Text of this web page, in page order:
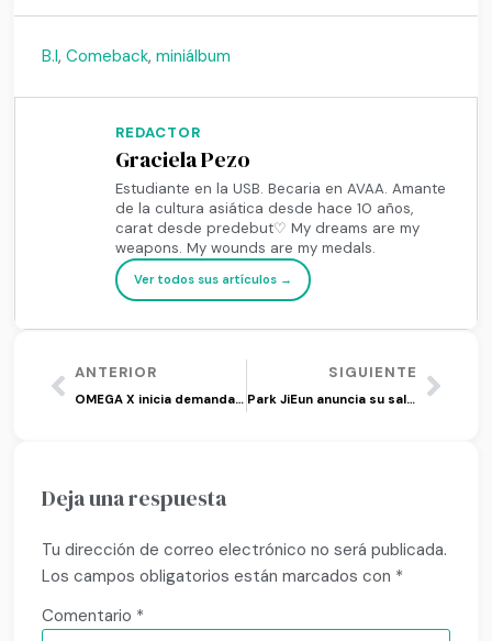
B.I,Comeback,miniálbum
REDACTOR
Graciela Pezo
Estudiante en la USB. Becaria en AVAA. Amante
de la cultura asiática desde hace 10 años,
carat desde predebut♡ My dreams are my
weapons. My wounds are my medals.
Ver todos sus artículos →
ANTERIOR
OMEGA X inicia demanda para anular su contrato con SPIRE Entertainment
SIGUIENTE
Park JiEun anuncia su salida de PURPLE KISS
Deja una respuesta
Tu dirección de correo electrónico no será publicada.
Los campos obligatorios están marcados con *
Comentario *